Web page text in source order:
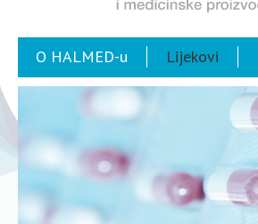
O HALMED-u Lijekovi